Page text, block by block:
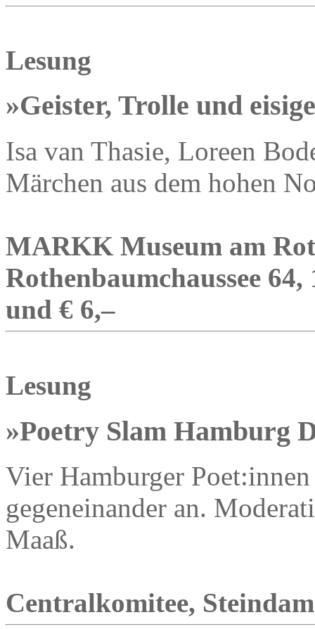
Lesung
»Geister, Trolle und
Isa van Thasie, Loreen
Märchen aus dem hohen
MARKK Museum am
Rothenbaumchaussee
und € 6,–
Lesung
»Poetry Slam Hamburg
Vier Hamburger
gegeneinander an.
Maaß.
Centralkomitee,